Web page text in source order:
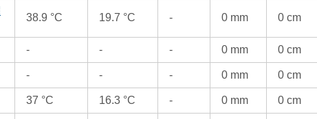
38.9 °C 19.7 °C - 0 mm 0 cm
- - - 0 mm 0 cm
- - - 0 mm 0 cm
37 °C 16.3 °C - 0 mm 0 cm